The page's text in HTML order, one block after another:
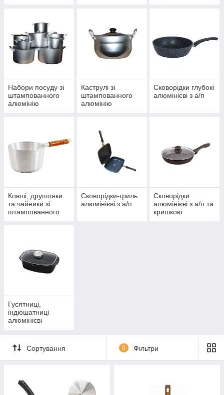
Набори посуду зі
штампованного
алюмінію
Каструлі зі
штампованного
алюмінію
Сковорідки глубокі
алюмінієві з а/п
Ковшi, друшляки
та чайники зі
штампованного
Сковорідки-гриль
алюмінієві з а/п
Сковорідки
алюмінієві з а/п та
кришкою
Гусятниці,
індюшатниці
алюмінієві
Сортування 0 Фільтри